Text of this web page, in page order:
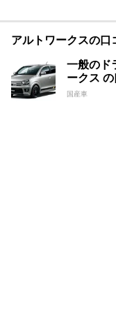
アルトワークスの口
一般のド
ークス
国産車